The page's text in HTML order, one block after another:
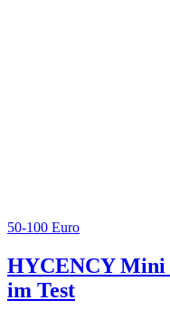
50-100 Euro
HYCENCY Mini
im Test